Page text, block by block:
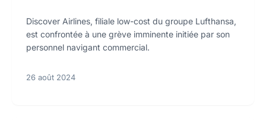
Discover Airlines, filiale low-cost du groupe Lufthansa,
est confrontée à une grève imminente initiée par son
personnel navigant commercial.
26 août 2024